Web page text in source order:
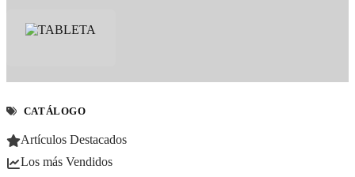
CATÁLOGO
Artículos Destacados
Los más Vendidos